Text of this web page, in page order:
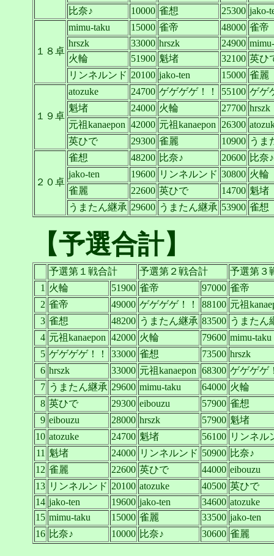
比奈♪
10000 雀想 25300 jako-
１８卓
mimu-taku 15000 雀帝 48000 雀帝
hrszk
33000 hrszk 24900
火輪
51900 魁堵 32100 英ひ
リンネルンド 20100 jako-ten 15000 雀麗
１９卓
atozuke 24700 ゲゲゲゲ！！ 55100 ゲゲ
魁堵
24000 火輪 27700 hrszk
元祖kanaepon 42000 元祖kanaepon 26300
英ひで
29300 雀麗 10900 うま
２０卓
雀想 48200 比奈♪ 20600 比奈♪
jako-ten
19600 リンネルンド 30800 火輪
雀麗
22600 英ひで 14700 魁堵
うまたん継承 29600 うまたん継承 53900 雀想
【予選合計】
予選第１戦合計 予選第２戦合計
予選第３
1 火輪 51900 雀帝 97000 雀帝
2 雀帝 49000 ゲゲゲゲ！！ 88100 元祖
3 雀想 48200 うまたん継承 83500 うまたん
4 元祖kanaepon 42000 火輪 79600 mimu-taku
5 ゲゲゲゲ！！ 33000 雀想 73500 hrszk
6 hrszk 33000 元祖kanaepon 68300 ゲゲゲゲ
7 うまたん継承 29600 mimu-taku 64000 火輪
8 英ひで 29300 eibouzu 57900 雀想
9 eibouzu 28000 hrszk 57900 魁堵
10 atozuke 24700 魁堵 56100 リンネル
11 魁堵 24000 リンネルンド 50900 比奈♪
12 雀麗 22600 英ひで 44000 eibouzu
13 リンネルンド 20100 atozuke 40500 英ひで
14 jako-ten 19600 jako-ten 34600 atozuke
15 mimu-taku 15000 雀麗 33500 jako-ten
16 比奈♪ 10000 比奈♪ 30600 雀麗